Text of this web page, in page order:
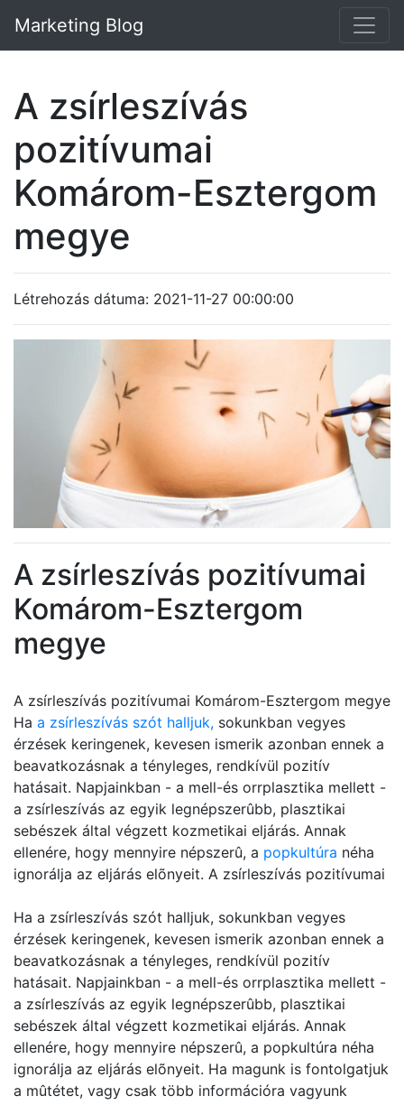
Marketing Blog
A zsírleszívás
pozitívumai
Komárom-Esztergom
megye
Létrehozás dátuma: 2021-11-27 00:00:00
A zsírleszívás pozitívumai
Komárom-Esztergom
megye
A zsírleszívás pozitívumai Komárom-Esztergom megye
Ha a zsírleszívás szót halljuk, sokunkban vegyes
érzések keringenek, kevesen ismerik azonban ennek a
beavatkozásnak a tényleges, rendkívül pozitív
hatásait. Napjainkban - a mell-és orrplasztika mellett -
a zsírleszívás az egyik legnépszerûbb, plasztikai
sebészek által végzett kozmetikai eljárás. Annak
ellenére, hogy mennyire népszerû, a popkultúra néha
ignorálja az eljárás elõnyeit. A zsírleszívás pozitívumai
Ha a zsírleszívás szót halljuk, sokunkban vegyes
érzések keringenek, kevesen ismerik azonban ennek a
beavatkozásnak a tényleges, rendkívül pozitív
hatásait. Napjainkban - a mell-és orrplasztika mellett -
a zsírleszívás az egyik legnépszerûbb, plasztikai
sebészek által végzett kozmetikai eljárás. Annak
ellenére, hogy mennyire népszerû, a popkultúra néha
ignorálja az eljárás elõnyeit. Ha magunk is fontolgatjuk
a mûtétet, vagy csak több információra vagyunk